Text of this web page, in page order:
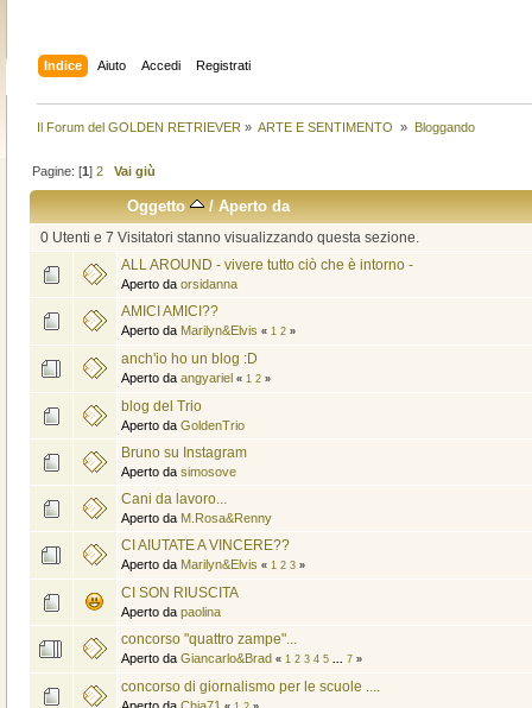
Indice Aiuto Accedi Registrati
Il Forum del GOLDEN RETRIEVER » ARTE E SENTIMENTO » Bloggando
Pagine: [1]2 Vai giù
Oggetto /Aperto da
0 Utenti e 7 Visitatori stanno visualizzando questa sezione.
ALL AROUND - vivere tutto ciò che è intorno -
Aperto da orsidanna
AMICI AMICI??
Aperto da Marilyn&Elvis « 1 2»
anch'io ho un blog :D
Aperto da angyariel « 1 2»
blog del Trio
Aperto da GoldenTrio
Bruno su Instagram
Aperto da simosove
Cani da lavoro...
Aperto da M.Rosa&Renny
CI AIUTATE A VINCERE??
Aperto da Marilyn&Elvis « 1 2 3»
CI SON RIUSCITA
Aperto da paolina
concorso "quattro zampe"...
Aperto da Giancarlo&Brad « 1 2 3 4 5 7»
concorso di giornalismo per le scuole ....
Aperto da Chia71